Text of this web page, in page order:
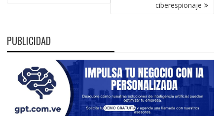
ciberespionaje
PUBLICIDAD